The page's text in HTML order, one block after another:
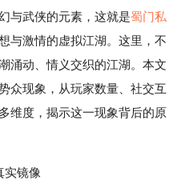
与武侠的元素，这就是蜀门私
激情的虚拟江湖。这里，不
涌动、情义交织的江湖。本文
众现象，从玩家数量、社交互
维度，揭示这一现象背后的原
实镜像